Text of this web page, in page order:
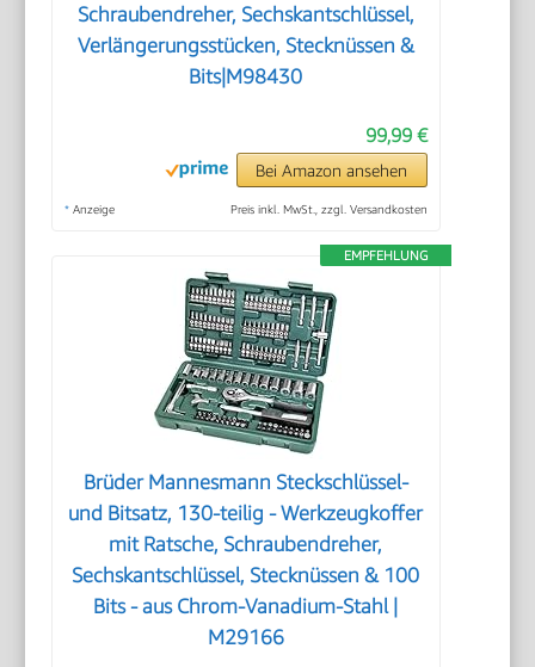
Schraubendreher, Sechskantschlüssel,
Verlängerungsstücken, Stecknüssen &
Bits|M98430
99,99 €
Bei Amazon ansehen
* Anzeige Preis inkl. MwSt., zzgl. Versandkosten
EMPFEHLUNG
Brüder Mannesmann Steckschlüssel-
und Bitsatz, 130-teilig - Werkzeugkoffer
mit Ratsche, Schraubendreher,
Sechskantschlüssel, Stecknüssen & 100
Bits - aus Chrom-Vanadium-Stahl |
M29166